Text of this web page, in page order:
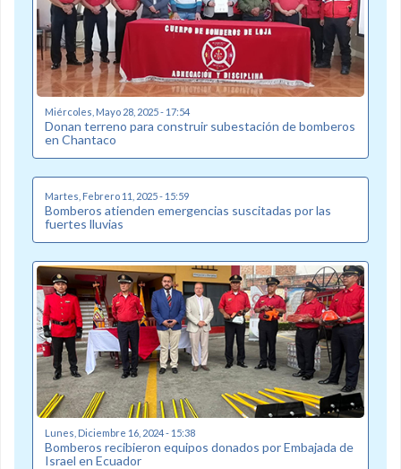
Miércoles, Mayo 28, 2025 - 17:54
Donan terreno para construir subestación de bomberos
en Chantaco
Martes, Febrero 11, 2025 - 15:59
Bomberos atienden emergencias suscitadas por las
fuertes lluvias
Lunes, Diciembre 16, 2024 - 15:38
Bomberos recibieron equipos donados por Embajada de
Israel en Ecuador